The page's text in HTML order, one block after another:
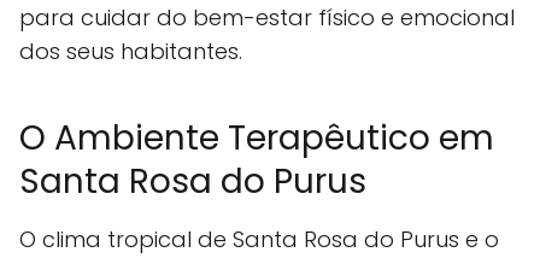
para cuidar do bem-estar físico e emocional
dos seus habitantes.
O Ambiente Terapêutico em
Santa Rosa do Purus
O clima tropical de Santa Rosa do Purus e o